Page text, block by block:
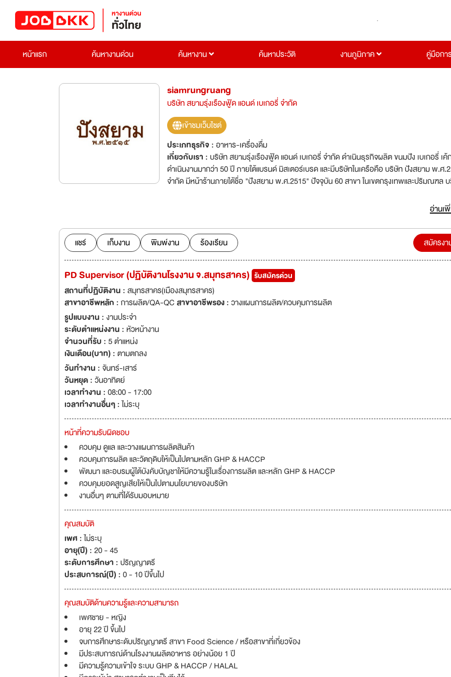
หน้าแรก ค้นหางานด่วน ค้นหางาน ค้นหาประวัติ งานภูมิภาค คู่มือกา
siamrungruang
บริษัท สยามรุ่งเรืองฟู้ด แอนด์ เบเกอรี่ จำกัด
เข้าชมเว็บไซต์
ประเภทธุรกิจ :อาหาร-เครื่องดื่ม
เกี่ยวกับเรา :บริษัท สยามรุ่งเรืองฟู้ด แอนด์ เบเกอรี่ จำกัด ดำเนินธุรกิจผลิต ขนมปัง เบเกอรี่ เค้
ดำเนินงานมากว่า 50 ปี ภายใต้แบรนด์ มิสเตอร์เบรด และมีบริษัทในเครือคือ บริษัท ปังสยาม พ.ศ
จำกัด มีหน้าร้านภายใต้ชื่อ "ปังสยาม พ.ศ.2515" ปัจจุบัน 60 สาขา ในเขตกรุงเทพและปริมณฑล
อ่านเ
แชร์ เก็บงาน พิมพ์งาน ร้องเรียน สมัครง
PD Supervisor (ปฏิบัติงานโรงงาน จ.สมุทรสาคร) รับสมัครด่วน
สถานที่ปฏิบัติงาน :สมุทรสาคร(เมืองสมุทรสาคร)
สาขาอาชีพหลัก :การผลิต/QA-QCสาขาอาชีพรอง :วางแผนการผลิต/ควบคุมการผลิต
รูปแบบงาน :งานประจำ
ระดับตำแหน่งงาน :หัวหน้างาน
จำนวนที่รับ :5 ตำแหน่ง
เงินเดือน(บาท) :ตามตกลง
วันทำงาน : จันทร์-เสาร์
วันหยุด :วันอาทิตย์
เวลาทำงาน :08:00 - 17:00
เวลาทำงานอื่นๆ :ไม่ระบุ
หน้าที่ความรับผิดชอบ
ควบคุม ดูแล และวางแผนการผลิตสินค้า
ควบคุมการผลิต และวัตถุดิบให้เป็นไปตามหลัก GHP & HACCP
พัฒนา และอบรมผู้ใต้บังคับบัญชาให้มีความรู้ในเรื่องการผลิต และหลัก GHP & HACCP
ควบคุมยอดสูญเสียให้เป็นไปตามนโยบายของบริษัท
งานอื่นๆ ตามที่ได้รับมอบหมาย
คุณสมบัติ
เพศ :ไม่ระบุ
อายุ(ปี) :20 - 45
ระดับการศึกษา :ปริญญาตรี
ประสบการณ์(ปี) :0 - 10 ปีขึ้นไป
คุณสมบัติด้านความรู้และความสามารถ
เพศชาย - หญิง
อายุ 22 ปี ขึ้นไป
จบการศึกษาระดับปริญญาตรี สาขา Food Science / หรือสาขาที่เกี่ยวข้อง
มีประสบการณ์ด้านโรงงานผลิตอาหาร อย่างน้อย 1 ปี
มีความรู้ความเข้าใจ ระบบ GHP & HACCP / HALAL